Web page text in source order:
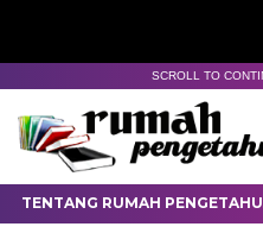
SCROLL TO
TENTANG RUMAH